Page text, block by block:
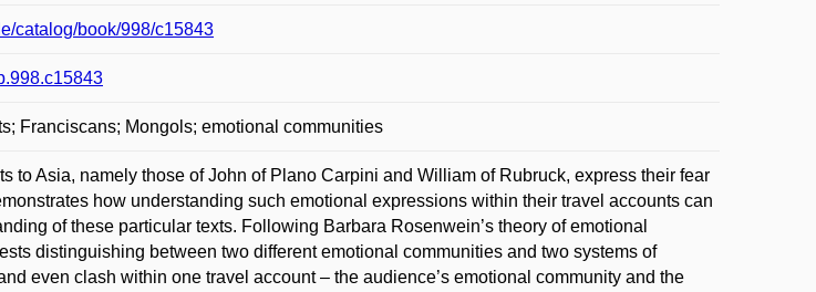
catalog/book/998/c15843
Franciscans; Mongols; emotional communities
to Asia, namely those of John of Plano Carpini and William of Rubruck, express their fear
how understanding such emotional expressions within their travel accounts can
of these particular texts. Following Barbara Rosenwein’s theory of emotional
distinguishing between two different emotional communities and two systems of
even clash within one travel account – the audience’s emotional community and the